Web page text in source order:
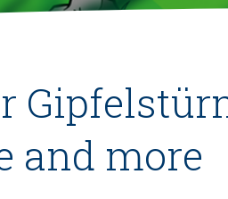
and more